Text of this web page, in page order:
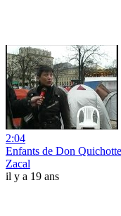
2:04
Enfants de Don
Zacal
il y a 19 ans